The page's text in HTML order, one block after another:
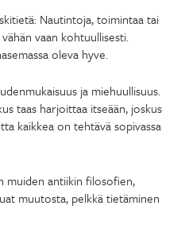
Nautintoja, toimintaa tai
vaan kohtuullisesti.
oleva hyve.
ja miehuullisuus.
taas harjoittaa itseään, joskus
kaikkea on tehtävä sopivassa
muiden antiikin filosofien,
muutosta, pelkkä tietäminen